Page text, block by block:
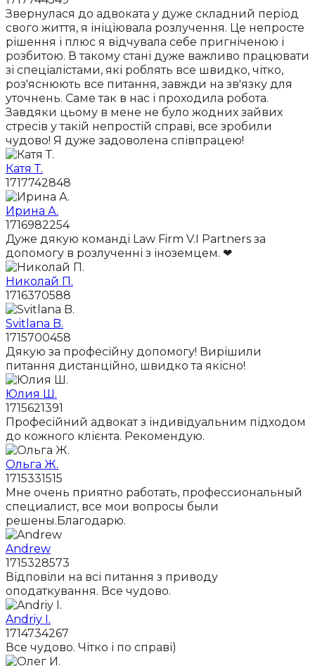
Звернулася до адвоката у дуже складний період
свого життя, я ініціювала розлучення. Це непросте
рішення і плюс я відчувала себе пригніченою і
розбитою. В такому стані дуже важливо працювати
зі спеціалістами, які роблять все швидко, чітко,
роз'яснюють все питання, завжди на зв'язку для
уточнень. Саме так в нас і проходила робота.
Завдяки цьому в мене не було жодних зайвих
стресів у такій непростій справі, все зробили
чудово! Я дуже задоволена співпрацею!
Катя Т.
1717742848
Ирина А.
1716982254
Дуже дякую команді Law Firm V.I Partners за
допомогу в розлученні з іноземцем. ❤
Николай П.
1716370588
Svitlana B.
1715700458
Дякую за професійну допомогу! Вирішили
питання дистанційно, швидко та якісно!
Юлия Ш.
1715621391
Професійний адвокат з індивідуальним підходом
до кожного клієнта. Рекомендую.
Ольга Ж.
1715331515
Мне очень приятно работать, профессиональный
специалист, все мои вопросы были
решены.Благодарю.
Andrew
1715328573
Відповіли на всі питання з приводу
оподаткування. Все чудово.
Andriy I.
1714734267
Все чудово. Чітко і по справі)